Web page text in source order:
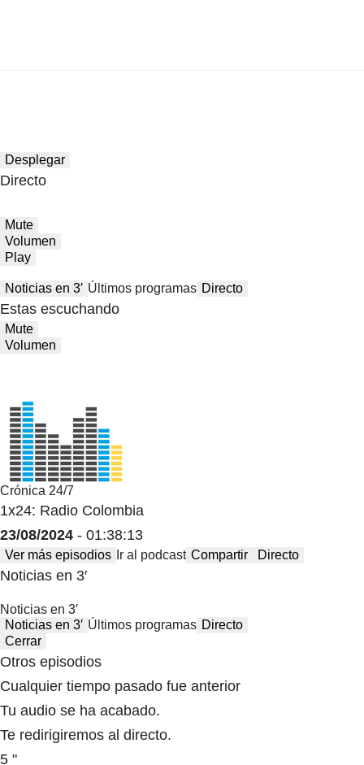
Desplegar
Directo
Mute
Volumen
Play
Noticias en 3′ Últimos programas Directo
Estas escuchando
Mute
Volumen
Crónica 24/7
1x24: Radio Colombia
23/08/2024 - 01:38:13
Ver más episodios Ir al podcast Compartir Directo
Noticias en 3′
Noticias en 3′
Noticias en 3′ Últimos programas Directo
Cerrar
Otros episodios
Cualquier tiempo pasado fue anterior
Tu audio se ha acabado.
Te redirigiremos al directo.
5 "